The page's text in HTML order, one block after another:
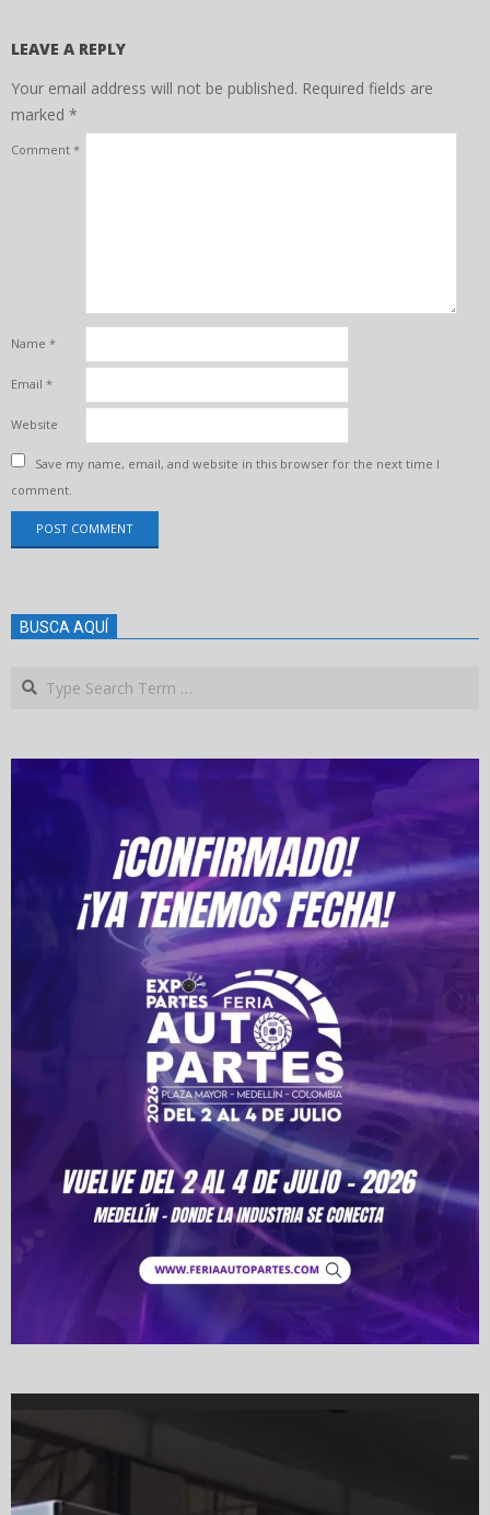
LEAVE A REPLY
Your email address will not be published. Required fields are
marked *
Comment *
Name *
Email *
Website
Save my name, email, and website in this browser for the next time I
comment.
BUSCA AQUÍ
Search
Player